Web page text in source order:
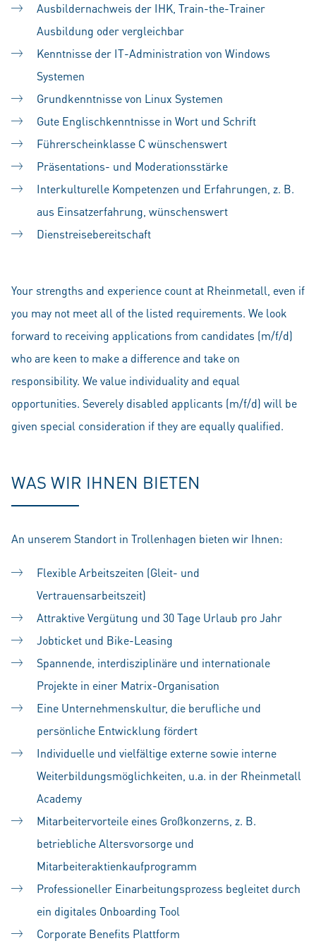
Ausbildernachweis der IHK, Train-the-Trainer
Ausbildung oder vergleichbar
Kenntnisse der IT-Administration von Windows
Systemen
Grundkenntnisse von Linux Systemen
Gute Englischkenntnisse in Wort und Schrift
Führerscheinklasse C wünschenswert
Präsentations- und Moderationsstärke
Interkulturelle Kompetenzen und Erfahrungen, z. B.
aus Einsatzerfahrung, wünschenswert
Dienstreisebereitschaft
Your strengths and experience count at Rheinmetall, even if
you may not meet all of the listed requirements. We look
forward to receiving applications from candidates (m/f/d)
who are keen to make a difference and take on
responsibility. We value individuality and equal
opportunities. Severely disabled applicants (m/f/d) will be
given special consideration if they are equally qualified.
WAS WIR IHNEN BIETEN
An unserem Standort in Trollenhagen bieten wir Ihnen:
Flexible Arbeitszeiten (Gleit- und
Vertrauensarbeitszeit)
Attraktive Vergütung und 30 Tage Urlaub pro Jahr
Jobticket und Bike-Leasing
Spannende, interdisziplinäre und internationale
Projekte in einer Matrix-Organisation
Eine Unternehmenskultur, die berufliche und
persönliche Entwicklung fördert
Individuelle und vielfältige externe sowie interne
Weiterbildungsmöglichkeiten, u.a. in der Rheinmetall
Academy
Mitarbeitervorteile eines Großkonzerns, z. B.
betriebliche Altersvorsorge und
Mitarbeiteraktienkaufprogramm
Professioneller Einarbeitungsprozess begleitet durch
ein digitales Onboarding Tool
Corporate Benefits Plattform